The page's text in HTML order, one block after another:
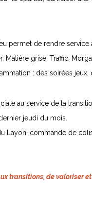
permet de rendre
grise, Traffic,
: des soirées
au service de la
jeudi du mois.
Layon, commande de
transitions, de valoriser